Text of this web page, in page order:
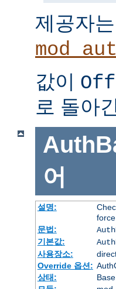
제공자는
값이 Off
로 돌아
어
설명:
문법:
기본값:
사용장소:
Override 옵션:
상태:
Base